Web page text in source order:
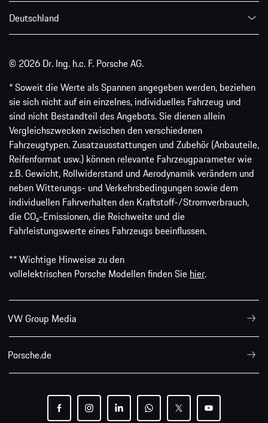
Deutschland
© 2026 Dr. Ing. h.c. F. Porsche AG.
* Soweit die Werte als Spannen angegeben werden, beziehen
sie sich nicht auf ein einzelnes, individuelles Fahrzeug und
sind nicht Bestandteil des Angebots. Sie dienen allein
Vergleichszwecken zwischen den verschiedenen
Fahrzeugtypen. Zusatzausstattungen und Zubehör (Anbauteile,
Reifenformat usw.) können relevante Fahrzeugparameter wie
z.B. Gewicht, Rollwiderstand und Aerodynamik verändern und
neben Witterungs- und Verkehrsbedingungen sowie dem
individuellen Fahrverhalten den Kraftstoff-/Stromverbrauch,
die CO₂-Emissionen, die Reichweite und die
Fahrleistungswerte eines Fahrzeugs beeinflussen.
** Wichtige Hinweise zu den
vollelektrischen Porsche Modellen finden Sie hier.
VW Group Media
Porsche.de